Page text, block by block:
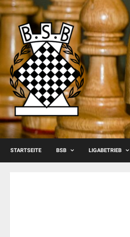
Skip
to
content
STARTSEITE BSB LIGABETRIEB